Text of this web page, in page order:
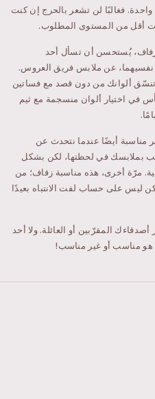
فغالبًا لن تشعر بالحرج إن كنت
كنت أقل من المستوى المطلوب.
يُستحسن أن تسأل أحد
نفسيهما، عن ملابس فريق العروس.
تنسّق ألوانك من دون قصد مع فساتين
في اختيار ألوان منسجمة مع ثيم
مناسبة أيضًا عندما نتحدث عن
بملابسك في لحظتها، لكن بشكل
مرّة أخرى، هذه مناسبة زفاف؛ من
ليس على حساب لفت الانتباه بعيدًا
المقرّبين أو العائلة. ولا أحد
هو مناسب أو غير مناسب!